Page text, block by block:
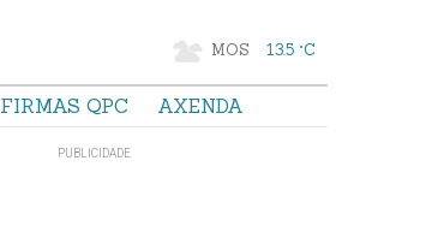
MOS 13.5 °C
FIRMAS QPC AXENDA